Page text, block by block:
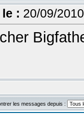
: 20/09/
les messages depuis :